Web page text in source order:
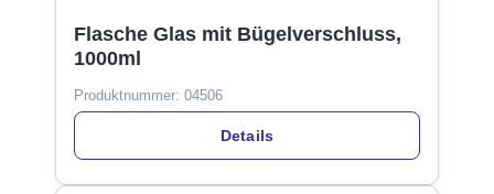
Flasche Glas mit Bügelverschluss,
1000ml
Produktnummer: 04506
Details